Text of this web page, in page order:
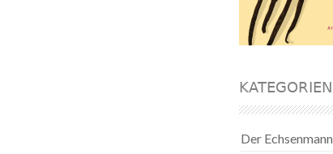
KATEGORIEN
Der Echsenmann